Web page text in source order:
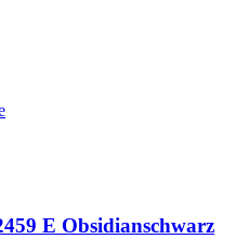
E Obsidianschwarz